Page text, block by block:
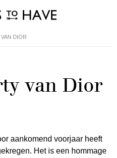
DIOR
van Dior
aankomend voorjaar heeft
Het is een hommage